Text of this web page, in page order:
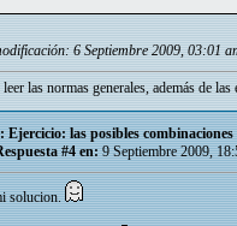
6 Septiembre 2009, 03:01
las normas generales, además de las
Ejercicio: las posibles
#4 en:9 Septiembre 2009,
solucion.